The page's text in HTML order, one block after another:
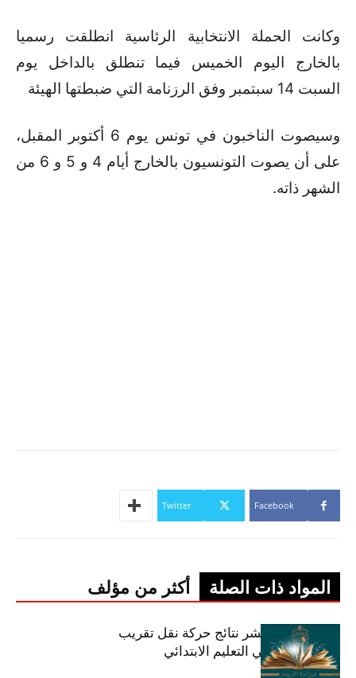
وكانت الحملة الانتخابية الرئاسية انطلقت رسميا
بالخارج اليوم الخميس فيما تنطلق بالداخل يوم
السبت 14 سبتمبر وفق الرزنامة التي ضبطتها الهيئة
وسيصوت الناخبون في تونس يوم 6 أكتوبر المقبل،
على أن يصوت التونسيون بالخارج أيام 4 و 5 و 6 من
الشهر ذاته.
Facebook
Twitter
المواد ذات الصلة أكثر من مؤلف
وزارة التربية تنشر نتائج حركة نقل تقريب
الأزواج لمدرّسي التعليم الابتدائي